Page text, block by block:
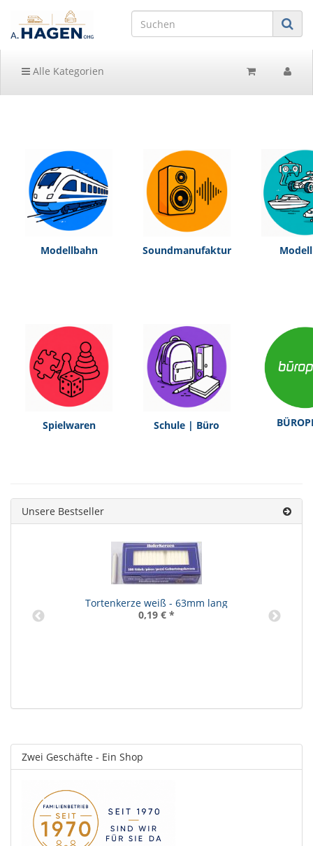
Alle Kategorien
Modellbahn Soundmanufaktur
Spielwaren Schule | Büro
Unsere Bestseller
Tortenkerze weiß - 63mm lang
0,19 € *
Zwei Geschäfte - Ein Shop